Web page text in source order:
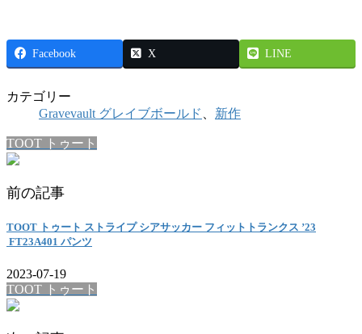
Facebook X LINE
カテゴリー
Gravevault グレイブボールド
新作
TOOT トゥート
前の記事
TOOT トゥート ストライプ シアサッカー フィットトランクス ’23
FT23A401 パンツ
2023-07-19
TOOT トゥート